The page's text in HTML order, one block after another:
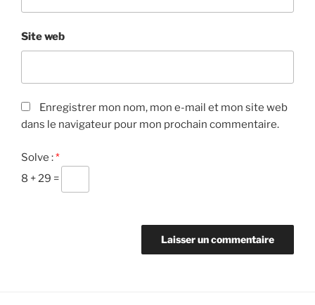
Site web
Enregistrer mon nom, mon e-mail et mon site web
dans le navigateur pour mon prochain commentaire.
Solve :*
8 + 29 =